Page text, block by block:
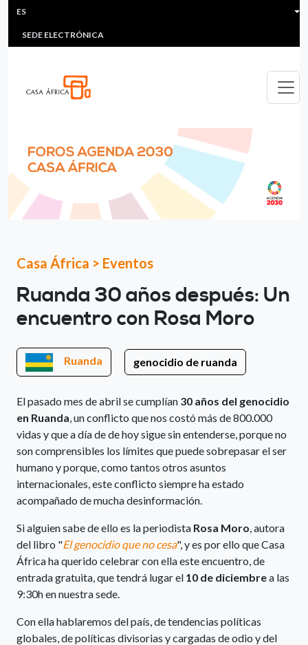
Pasar al contenido principal
HEADER MENU
MULTIMEDIA
SEDE ELECTRÓNICA
ES
Casa África > Eventos
Ruanda 30 años después: Un
encuentro con Rosa Moro
Ruanda genocidio de ruanda
El pasado mes de abril se cumplían 30 años del genocidio
en Ruanda , un conflicto que nos costó más de 800.000
vidas y que a día de de hoy sigue sin entenderse, porque no
son comprensibles los límites que puede sobrepasar el ser
humano y porque, como tantos otros asuntos
internacionales, este conflicto siempre ha estado
acompañado de mucha desinformación.
Si alguien sabe de ello es la periodista Rosa Moro , autora
del libro "El genocidio que no cesa", y es por ello que Casa
África ha querido celebrar con ella este encuentro, de
entrada gratuita, que tendrá lugar el 10 de diciembrea las
9:30h en nuestra sede.
Con ella hablaremos del país, de tendencias políticas
globales, de políticas divisorias y cargadas de odio y del